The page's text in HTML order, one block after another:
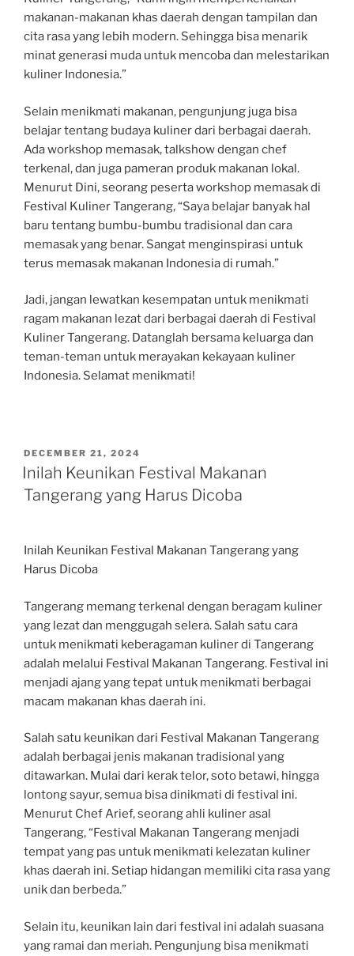
makanan-makanan khas daerah dengan tampilan dan
cita rasa yang lebih modern. Sehingga bisa menarik
minat generasi muda untuk mencoba dan melestarikan
kuliner Indonesia.”
Selain menikmati makanan, pengunjung juga bisa
belajar tentang budaya kuliner dari berbagai daerah.
Ada workshop memasak, talkshow dengan chef
terkenal, dan juga pameran produk makanan lokal.
Menurut Dini, seorang peserta workshop memasak di
Festival Kuliner Tangerang, “Saya belajar banyak hal
baru tentang bumbu-bumbu tradisional dan cara
memasak yang benar. Sangat menginspirasi untuk
terus memasak makanan Indonesia di rumah.”
Jadi, jangan lewatkan kesempatan untuk menikmati
ragam makanan lezat dari berbagai daerah di Festival
Kuliner Tangerang. Datanglah bersama keluarga dan
teman-teman untuk merayakan kekayaan kuliner
Indonesia. Selamat menikmati!
POSTED
ON
DECEMBER 21, 2024
Inilah Keunikan Festival Makanan
Tangerang yang Harus Dicoba
Inilah Keunikan Festival Makanan Tangerang yang
Harus Dicoba
Tangerang memang terkenal dengan beragam kuliner
yang lezat dan menggugah selera. Salah satu cara
untuk menikmati keberagaman kuliner di Tangerang
adalah melalui Festival Makanan Tangerang. Festival ini
menjadi ajang yang tepat untuk menikmati berbagai
macam makanan khas daerah ini.
Salah satu keunikan dari Festival Makanan Tangerang
adalah berbagai jenis makanan tradisional yang
ditawarkan. Mulai dari kerak telor, soto betawi, hingga
lontong sayur, semua bisa dinikmati di festival ini.
Menurut Chef Arief, seorang ahli kuliner asal
Tangerang, “Festival Makanan Tangerang menjadi
tempat yang pas untuk menikmati kelezatan kuliner
khas daerah ini. Setiap hidangan memiliki cita rasa yang
unik dan berbeda.”
Selain itu, keunikan lain dari festival ini adalah suasana
yang ramai dan meriah. Pengunjung bisa menikmati